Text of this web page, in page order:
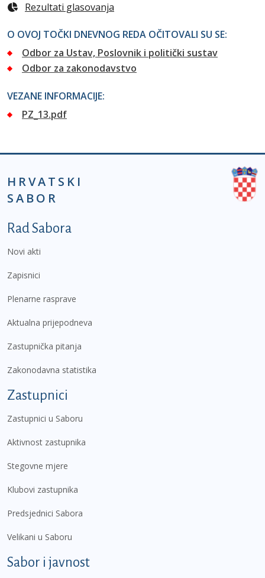
Rezultati glasovanja
O OVOJ TOČKI DNEVNOG REDA OČITOVALI SU SE:
Odbor za Ustav, Poslovnik i politički sustav
Odbor za zakonodavstvo
VEZANE INFORMACIJE:
PZ_13.pdf
HRVATSKI
SABOR
Podnožje prvi izbornik
Rad Sabora
Novi akti
Zapisnici
Plenarne rasprave
Aktualna prijepodneva
Zastupnička pitanja
Zakonodavna statistika
Zastupnici
Zastupnici u Saboru
Aktivnost zastupnika
Stegovne mjere
Klubovi zastupnika
Predsjednici Sabora
Velikani u Saboru
Sabor i javnost